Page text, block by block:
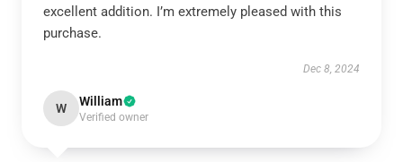
excellent addition. I’m extremely pleased with this
purchase.
Dec 8, 2024
W William
Verified owner